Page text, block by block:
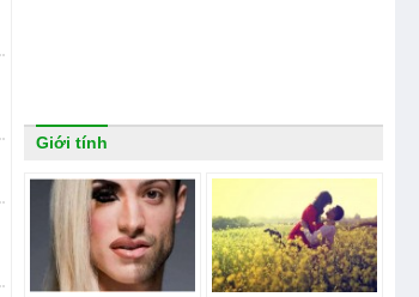
Giới tính